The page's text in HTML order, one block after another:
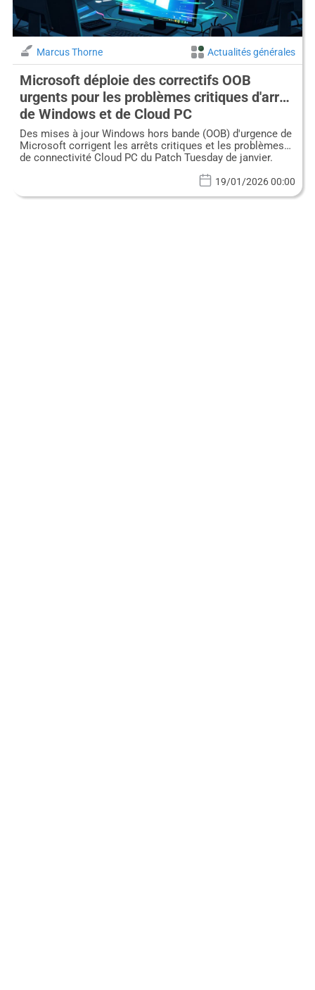
Marcus Thorne Actualités générales
Microsoft déploie des correctifs OOB
urgents pour les problèmes critiques d'arrêt
de Windows et de Cloud PC
Des mises à jour Windows hors bande (OOB) d'urgence de
Microsoft corrigent les arrêts critiques et les problèmes
de connectivité Cloud PC du Patch Tuesday de janvier.
19/01/2026 00:00